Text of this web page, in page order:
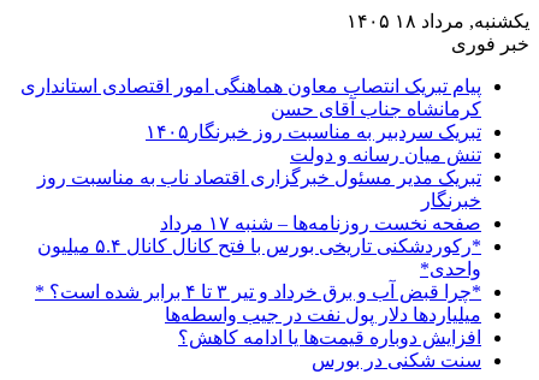
یکشنبه, مرداد ۱۸ ۱۴۰۵
خبر فوری
پیام تبریک انتصاب معاون هماهنگی امور اقتصادی استانداری
کرمانشاه جناب آقای حسن
تبریک سردبیر به مناسبت روز خبرنگار۱۴۰۵
تنش میان رسانه و دولت
تبریک مدیر مسئول خبرگزاری اقتصاد ناب به مناسبت روز
خبرنگار
صفحه نخست روزنامه‌ها – شنبه ۱۷ مرداد
*رکوردشکنی تاریخی بورس با فتح کانال کانال ۵.۴ میلیون
واحدی*
*چرا قبض آب و برق خرداد و تیر ۳ تا ۴ برابر شده است؟ *
میلیاردها دلار پول نفت در جیب واسطه‌ها
افزایش دوباره قیمت‌ها یا ادامه کاهش؟
سنت شکنی در بورس